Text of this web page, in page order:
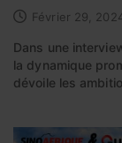
Février 29,
Dans une
la dynamique
dévoile les